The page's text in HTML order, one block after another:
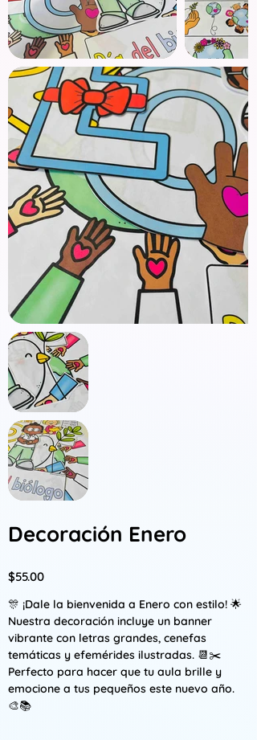
Decoración Enero
Precio
$55.00
🎊 ¡Dale la bienvenida a Enero con estilo! 🌟
Nuestra decoración incluye un banner
vibrante con letras grandes, cenefas
temáticas y efemérides ilustradas. 📆✂️
Perfecto para hacer que tu aula brille y
emocione a tus pequeños este nuevo año.
🎨📚